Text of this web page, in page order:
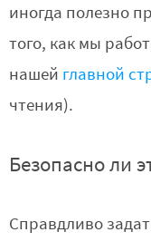
иногда полезно
того, как мы
нашей главной
чтения).
Безопасно ли
Справдливо